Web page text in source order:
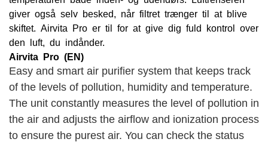
giver også selv besked, når filtret trænger til at blive
skiftet. Airvita Pro er til for at give dig fuld kontrol over
den luft, du indånder.
Airvita Pro (EN)
Easy and smart air purifier system that keeps track
of the levels of pollution, humidity and temperature.
The unit constantly measures the level of pollution in
the air and adjusts the airflow and ionization process
to ensure the purest air. You can check the status